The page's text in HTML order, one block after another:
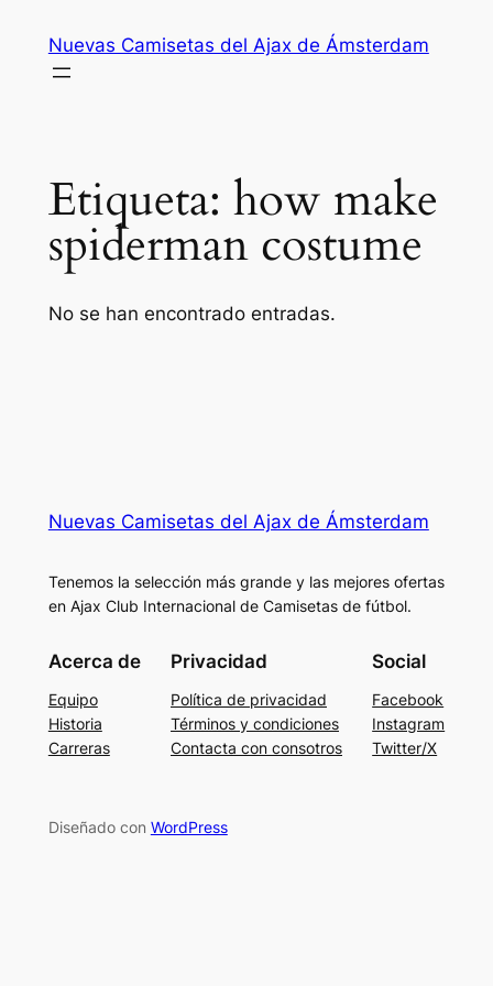
contenido
Nuevas Camisetas del Ajax de Ámsterdam
Etiqueta: how make
spiderman costume
No se han encontrado entradas.
Nuevas Camisetas del Ajax de Ámsterdam
Tenemos la selección más grande y las mejores ofertas
en Ajax Club Internacional de Camisetas de fútbol.
Acerca de
Equipo
Historia
Carreras
Privacidad
Política de privacidad
Términos y condiciones
Contacta con consotros
Social
Facebook
Instagram
Twitter/X
Diseñado con WordPress